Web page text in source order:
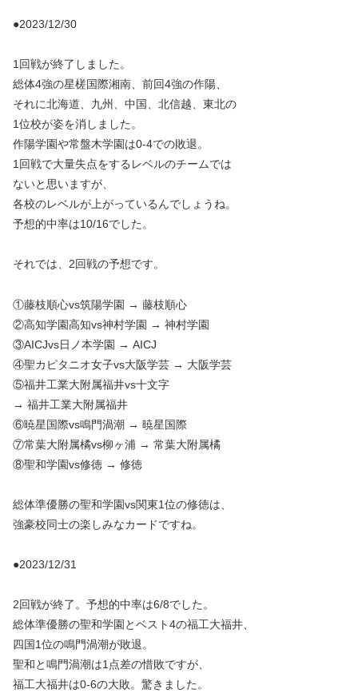
●2023/12/30
1回戦が終了しました。
総体4強の星槎国際湘南、前回4強の作陽、
それに北海道、九州、中国、北信越、東北の
1位校が姿を消しました。
作陽学園や常盤木学園は0-4での敗退。
1回戦で大量失点をするレベルのチームでは
ないと思いますが、
各校のレベルが上がっているんでしょうね。
予想的中率は10/16でした。
それでは、2回戦の予想です。
①藤枝順心vs筑陽学園 → 藤枝順心
②高知学園高知vs神村学園 → 神村学園
③AICJvs日ノ本学園 → AICJ
④聖カピタニオ女子vs大阪学芸 → 大阪学芸
⑤福井工業大附属福井vs十文字
→ 福井工業大附属福井
⑥暁星国際vs鳴門渦潮 → 暁星国際
⑦常葉大附属橘vs柳ヶ浦 → 常葉大附属橘
⑧聖和学園vs修徳 → 修徳
総体準優勝の聖和学園vs関東1位の修徳は、
強豪校同士の楽しみなカードですね。
●2023/12/31
2回戦が終了。予想的中率は6/8でした。
総体準優勝の聖和学園とベスト4の福工大福井、
四国1位の鳴門渦潮が敗退。
聖和と鳴門渦潮は1点差の惜敗ですが、
福工大福井は0-6の大敗。驚きました。